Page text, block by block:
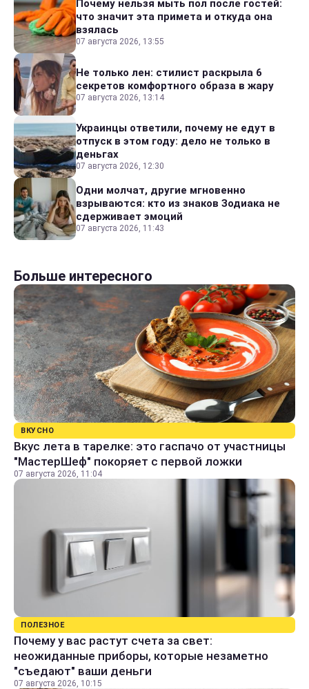
Почему нельзя мыть пол после гостей:
что значит эта примета и откуда она
взялась
07 августа 2026, 13:55
Не только лен: стилист раскрыла 6
секретов комфортного образа в жару
07 августа 2026, 13:14
Украинцы ответили, почему не едут в
отпуск в этом году: дело не только в
деньгах
07 августа 2026, 12:30
Одни молчат, другие мгновенно
взрываются: кто из знаков Зодиака не
сдерживает эмоций
07 августа 2026, 11:43
Больше интересного
ВКУСНО
Вкус лета в тарелке: это гаспачо от участницы
"МастерШеф" покоряет с первой ложки
07 августа 2026, 11:04
ПОЛЕЗНОЕ
Почему у вас растут счета за свет:
неожиданные приборы, которые незаметно
"съедают" ваши деньги
07 августа 2026, 10:15